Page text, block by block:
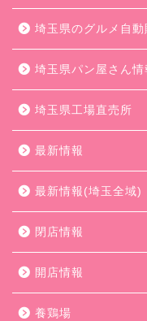
埼玉県のグルメ自動
埼玉県パン屋さん情
埼玉県工場直売所
最新情報
最新情報(埼玉全域)
閉店情報
開店情報
養鶏場